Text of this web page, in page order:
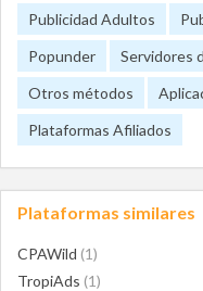
Publicidad Adultos
Popunder
Servidores
Otros métodos
Plataformas Afiliados
Plataformas similares
CPAWild (1)
TropiAds (1)